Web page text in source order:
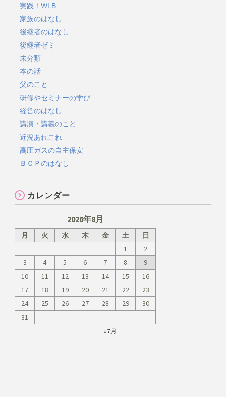
実践！WLB
家族のはなし
後継者のはなし
後継者ゼミ
未分類
本の話
父のこと
研修やセミナーの学び
経営のはなし
講演・講義のこと
近況あれこれ
高圧ガスの自主保安
ＢＣＰのはなし
カレンダー
2026年8月
月 火 水 木 金 土
日
1
2
3
4 5 6 7 8
9
10
11 12 13 14 15
16
17
18 19 20 21 22
23
24
25 26 27 28 29
30
31
« 7月